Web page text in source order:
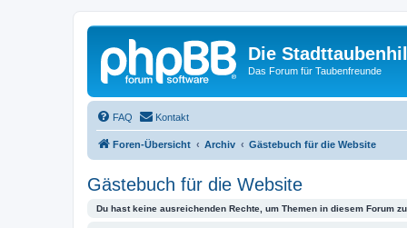
Die
Das Forum für Taubenfreunde
FAQ Kontakt
Foren-Übersicht Archiv Gästebuch für die Website
Gästebuch für die Website
Du hast keine ausreichenden Rechte, um Themen in diesem Forum